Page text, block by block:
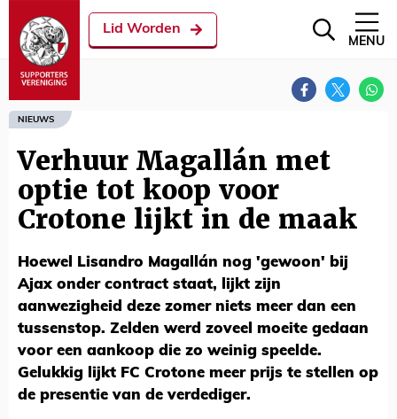
Lid Worden
MENU
NIEUWS
Verhuur Magallán met
optie tot koop voor
Crotone lijkt in de maak
Hoewel Lisandro Magallán nog 'gewoon' bij
Ajax onder contract staat, lijkt zijn
aanwezigheid deze zomer niets meer dan een
tussenstop. Zelden werd zoveel moeite gedaan
voor een aankoop die zo weinig speelde.
Gelukkig lijkt FC Crotone meer prijs te stellen op
de presentie van de verdediger.